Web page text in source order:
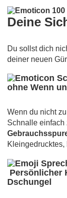
Deine
Du sollst dich
deiner neuen
ohne Wenn
Wenn du nicht
Schnalle einfach
Kleingedrucktes,
Persönlicher
Dschungel